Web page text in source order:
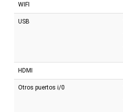
WIFI
USB
HDMI
Otros puertos i/0